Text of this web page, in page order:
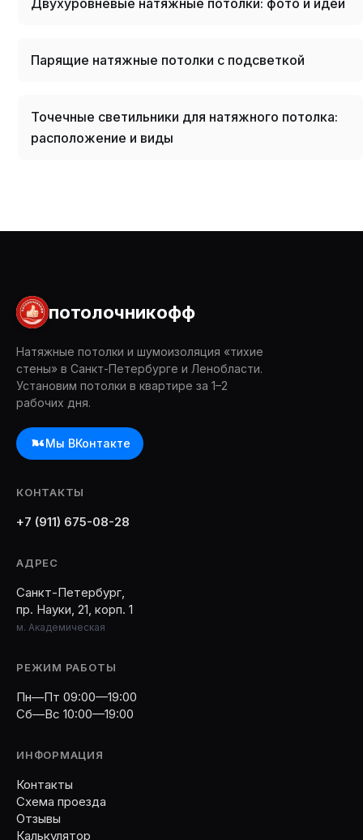
Парящие натяжные потолки с подсветкой
Точечные светильники для натяжного потолка:
расположение и виды
потолочникофф
Натяжные потолки и шумоизоляция «тихие
стены» в Санкт-Петербурге и Ленобласти.
Установим потолки в квартире за 1–2
рабочих дня.
Мы ВКонтакте
КОНТАКТЫ
+7 (911) 675-08-28
АДРЕС
Санкт-Петербург,
пр. Науки, 21, корп. 1
м. Академическая
РЕЖИМ РАБОТЫ
Пн—Пт 09:00—19:00
Сб—Вс 10:00—19:00
ИНФОРМАЦИЯ
Контакты
Схема проезда
Отзывы
Калькулятор